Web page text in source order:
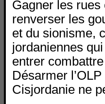
Gagner les rues
renverser les
et du sionisme,
jordaniennes
entrer
Désarmer
Cisjordanie ne